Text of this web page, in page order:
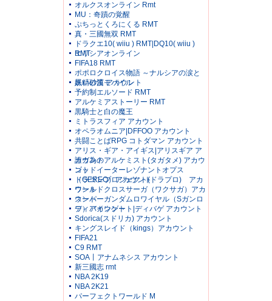
オルクスオンライン Rmt
MU：奇蹟の覚醒
ぷちっとくろにくる RMT
真・三國無双 RMT
ドラクエ10( wiiu ) RMT|DQ10( wiiu )
RMT
エリシアオンライン
FIFA18 RMT
ポポロクロイス物語 ～ナルシアの涙と
妖精の笛 アカウント
黒い砂漠モバイル
予約制エルソード RMT
アルケミアストーリー RMT
黒騎士と白の魔王
ミトラスフィア アカウント
オペラオムニア|DFFOO アカウント
共闘ことばRPG コトダマン アカウント
アリス・ギア・アイギス|アリスギア ア
カウント
誰ガ為のアルケミスト(タガタメ) アカウ
ント
ゴッドイーターレゾナントオプス
（GEREO）アカウント
ドラゴンプロジェクト(ドラプロ) アカ
ウント
ワールドクロスサーガ（ワクサガ）アカ
ウント
スーパーガンダムロワイヤル（Sガンロ
ワ）アカウント
ディバインゲート|ディバゲ アカウント
Sdorica(スドリカ) アカウント
キングスレイド（kings）アカウント
FIFA21
C9 RMT
SOA丨アナムネシス アカウント
新三國志 rmt
NBA 2K19
NBA 2K21
パーフェクトワールド M